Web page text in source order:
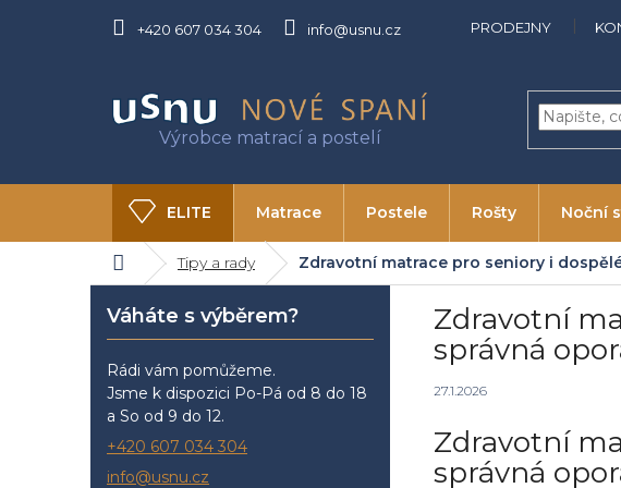
+420 607 034 304 info@usnu.cz PRODEJNY
ELITE Matrace Postele Rošty Noční
O USNU Kontakty
DomůTipy a rady Zdravotní matrace pro seniory i
Váháte s výběrem?
Rádi vám pomůžeme.
Jsme k dispozici Po-Pá od 8 do 18
a So od 9 do 12.
+420 607 034 304
info@usnu.cz
Zdravotní
správná
27.1.2026
Zdravotní
správná